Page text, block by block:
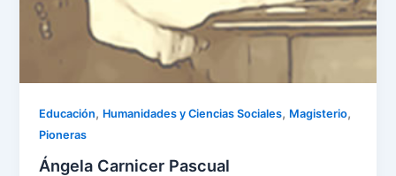
Educación, Humanidades y Ciencias Sociales, Magisterio,
Pioneras
Ángela Carnicer Pascual